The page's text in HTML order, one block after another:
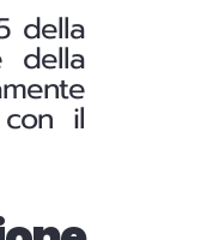
della
della
il